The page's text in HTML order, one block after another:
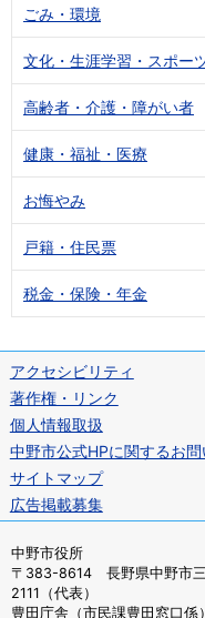
ごみ・環境
文化・生涯学習・スポー
高齢者・介護・障がい者
健康・福祉・医療
お悔やみ
戸籍・住民票
税金・保険・年金
アクセシビリティ
著作権・リンク
個人情報取扱
中野市公式HPに関するお
サイトマップ
広告掲載募集
中野市役所
〒383-8614 長野県中野市
2111（代表）
豊田庁舎（市民課豊田窓口係）